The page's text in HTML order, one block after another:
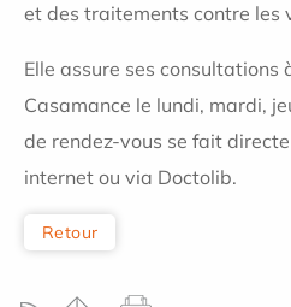
et des traitements contre les
Elle assure ses consultations
Casamance le lundi, mardi,
de rendez-vous se fait
internet ou via Doctolib.
Retour